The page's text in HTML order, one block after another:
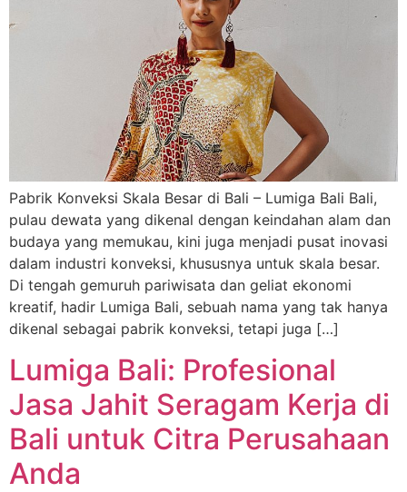
Pabrik Konveksi Skala Besar di Bali – Lumiga Bali Bali,
pulau dewata yang dikenal dengan keindahan alam dan
budaya yang memukau, kini juga menjadi pusat inovasi
dalam industri konveksi, khususnya untuk skala besar.
Di tengah gemuruh pariwisata dan geliat ekonomi
kreatif, hadir Lumiga Bali, sebuah nama yang tak hanya
dikenal sebagai pabrik konveksi, tetapi juga […]
Lumiga Bali: Profesional
Jasa Jahit Seragam Kerja di
Bali untuk Citra Perusahaan
Anda